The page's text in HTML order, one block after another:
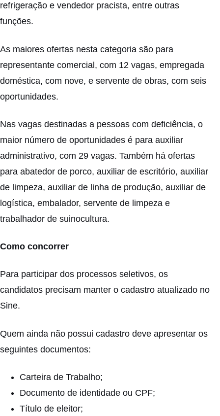
refrigeração e vendedor pracista, entre outras
funções.
As maiores ofertas nesta categoria são para
representante comercial, com 12 vagas, empregada
doméstica, com nove, e servente de obras, com seis
oportunidades.
Nas vagas destinadas a pessoas com deficiência, o
maior número de oportunidades é para auxiliar
administrativo, com 29 vagas. Também há ofertas
para abatedor de porco, auxiliar de escritório, auxiliar
de limpeza, auxiliar de linha de produção, auxiliar de
logística, embalador, servente de limpeza e
trabalhador de suinocultura.
Como concorrer
Para participar dos processos seletivos, os
candidatos precisam manter o cadastro atualizado no
Sine.
Quem ainda não possui cadastro deve apresentar os
seguintes documentos:
Carteira de Trabalho;
Documento de identidade ou CPF;
Título de eleitor;